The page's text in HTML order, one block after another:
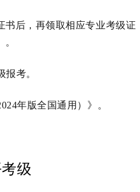
书后，再领取相应专业考级证
考。
年版全国通用）》。
级